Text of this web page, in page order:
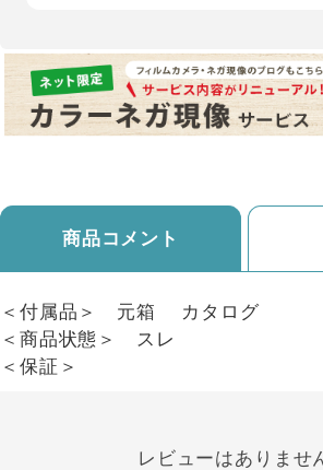
商品コメント
＜付属品＞ 元箱 カタログ
＜商品状態＞ スレ
＜保証＞
レビューはありませ